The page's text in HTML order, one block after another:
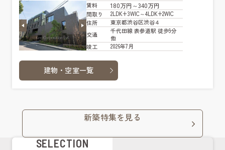
賃料 180万円～340万円
間取り
2LDK+3WIC～4LDK+2WIC
住所
東京都渋谷区渋谷４
交通
千代田線 表参道駅 徒歩9分
他
竣工
2026年7月
建物・空室一覧
新築特集を見る
SELECTION